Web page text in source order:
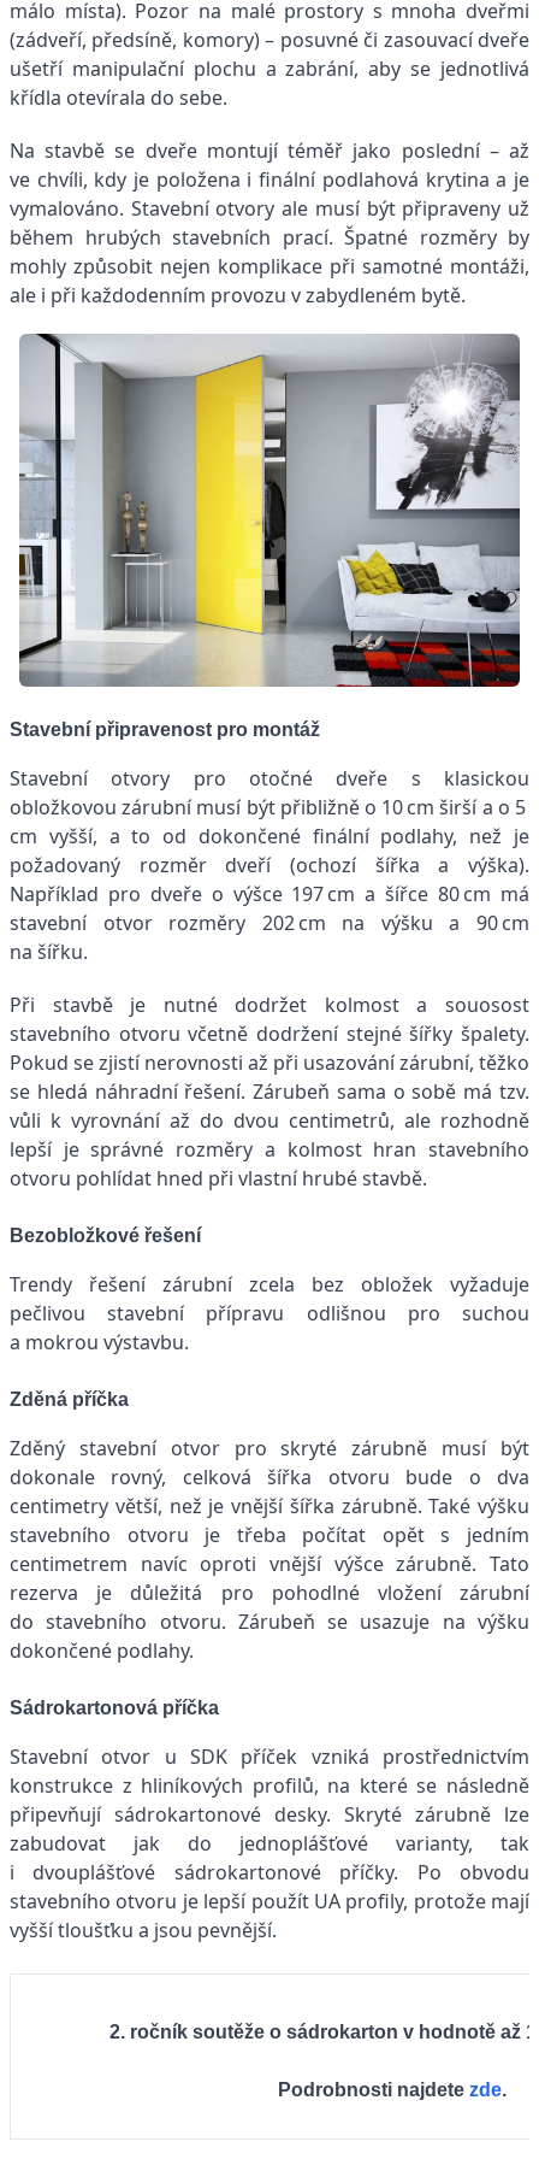
málo místa). Pozor na malé prostory s mnoha dveřmi
(zádveří, předsíně, komory) – posuvné či zasouvací dveře
ušetří manipulační plochu a zabrání, aby se jednotlivá
křídla otevírala do sebe.
Na stavbě se dveře montují téměř jako poslední – až
ve chvíli, kdy je položena i finální podlahová krytina a je
vymalováno. Stavební otvory ale musí být připraveny už
během hrubých stavebních prací. Špatné rozměry by
mohly způsobit nejen komplikace při samotné montáži,
ale i při každodenním provozu v zabydleném bytě.
Stavební připravenost pro montáž
Stavební otvory pro otočné dveře s klasickou
obložkovou zárubní musí být přibližně o 10 cm širší a o 5
cm vyšší, a to od dokončené finální podlahy, než je
požadovaný rozměr dveří (ochozí šířka a výška).
Například pro dveře o výšce 197 cm a šířce 80 cm má
stavební otvor rozměry 202 cm na výšku a 90 cm
na šířku.
Při stavbě je nutné dodržet kolmost a souosost
stavebního otvoru včetně dodržení stejné šířky špalety.
Pokud se zjistí nerovnosti až při usazování zárubní, těžko
se hledá náhradní řešení. Zárubeň sama o sobě má tzv.
vůli k vyrovnání až do dvou centimetrů, ale rozhodně
lepší je správné rozměry a kolmost hran stavebního
otvoru pohlídat hned při vlastní hrubé stavbě.
Bezobložkové řešení
Trendy řešení zárubní zcela bez obložek vyžaduje
pečlivou stavební přípravu odlišnou pro suchou
a mokrou výstavbu.
Zděná příčka
Zděný stavební otvor pro skryté zárubně musí být
dokonale rovný, celková šířka otvoru bude o dva
centimetry větší, než je vnější šířka zárubně. Také výšku
stavebního otvoru je třeba počítat opět s jedním
centimetrem navíc oproti vnější výšce zárubně. Tato
rezerva je důležitá pro pohodlné vložení zárubní
do stavebního otvoru. Zárubeň se usazuje na výšku
dokončené podlahy.
Sádrokartonová příčka
Stavební otvor u SDK příček vzniká prostřednictvím
konstrukce z hliníkových profilů, na které se následně
připevňují sádrokartonové desky. Skryté zárubně lze
zabudovat jak do jednoplášťové varianty, tak
i dvouplášťové sádrokartonové příčky. Po obvodu
stavebního otvoru je lepší použít UA profily, protože mají
vyšší tloušťku a jsou pevnější.
2. ročník soutěže o sádrokarton v hodnotě až
Podrobnosti najdete zde.